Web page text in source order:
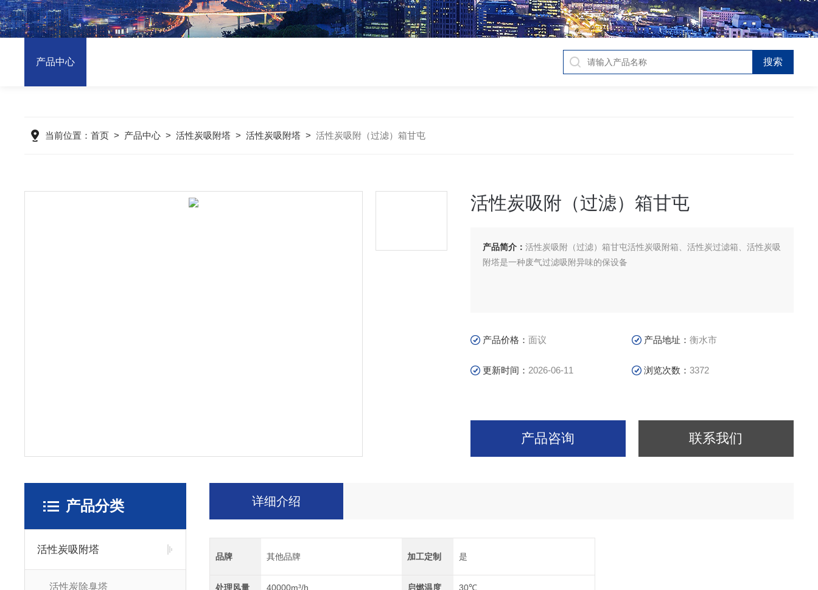
产品中心
当前位置：首页 > 产品中心 >活性炭吸附塔 >活性炭吸附塔 >活性炭吸附（过滤）箱甘屯
活性炭吸附（过滤）箱甘屯
产品简介：活性炭吸附（过滤）箱甘屯活性炭吸附箱、活性炭过滤箱、活性炭吸
附塔是一种废气过滤吸附异味的保设备
产品价格：面议 产品地址：衡水市
更新时间： 2026-06-11 浏览次数：3372
产品咨询 联系我们
产品分类
活性炭吸附塔
活性炭除臭塔
详细介绍
品牌 其他品牌 加工定制 是
处理风量 40000m³/h 启燃温度 30℃